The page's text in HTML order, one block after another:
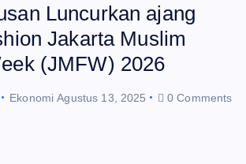
Luncurkan ajang
Jakarta Muslim
(JMFW) 2026
Ekonomi Agustus 13, 2025 0 Comments